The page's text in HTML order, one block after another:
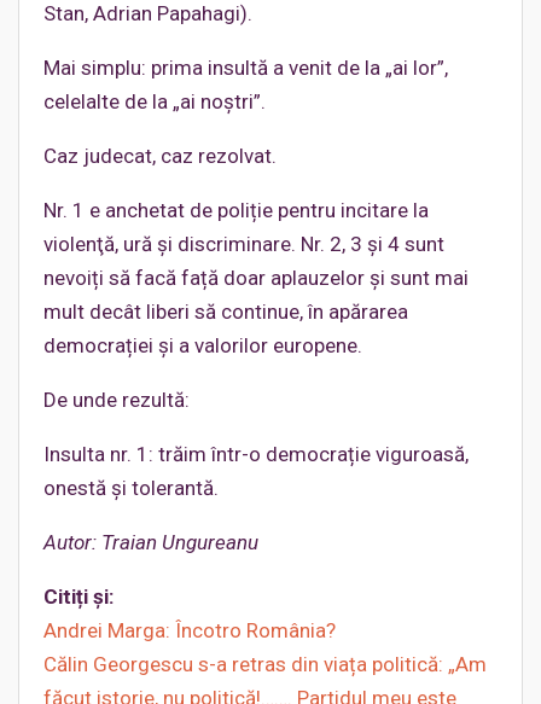
Stan, Adrian Papahagi).
Mai simplu: prima insultă a venit de la „ai lor”,
celelalte de la „ai noștri”.
Caz judecat, caz rezolvat.
Nr. 1 e anchetat de poliție pentru incitare la
violenţă, ură și discriminare. Nr. 2, 3 și 4 sunt
nevoiți să facă față doar aplauzelor și sunt mai
mult decât liberi să continue, în apărarea
democrației și a valorilor europene.
De unde rezultă:
Insulta nr. 1: trăim într-o democrație viguroasă,
onestă și tolerantă.
Autor: Traian Ungureanu
Citiți și:
Andrei Marga: Încotro România?
Călin Georgescu s-a retras din viața politică: „Am
făcut istorie, nu politică!……. Partidul meu este